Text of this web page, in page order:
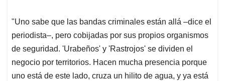
"Uno sabe que las bandas criminales están allá –dice el
periodista–, pero cobijadas por sus propios organismos
de seguridad. 'Urabeños' y 'Rastrojos' se dividen el
negocio por territorios. Hacen mucha presencia porque
uno está de este lado, cruza un hilito de agua, y ya está